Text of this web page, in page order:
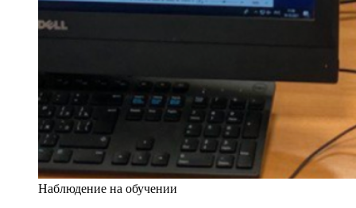
Наблюдение на обучении